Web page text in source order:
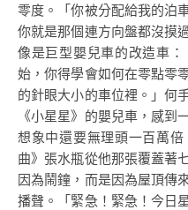
零度。「你被分配給我的泊
你就是那個連方向盤都沒摸
像是巨型嬰兒車的改造車
始，你得學會如何在零點零
的針眼大小的車位裡。」何
《小星星》的嬰兒車，感
想象中還要無理頭一百萬
曲》張水瓶從他那張覆蓋著
因為鬧鐘，而是因為屋頂傳
播聲。「緊急！緊急！今日